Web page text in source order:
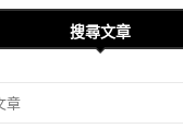
搜尋文章